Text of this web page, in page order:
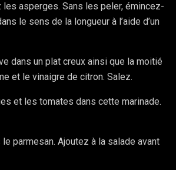
asperges. Sans les peler, émincez-
le sens de la longueur à l’aide d’un
dans un plat creux ainsi que la moitié
et le vinaigre de citron. Salez.
et les tomates dans cette marinade.
parmesan. Ajoutez à la salade avant